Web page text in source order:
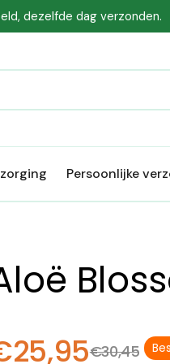
dezelfde dag verzonden.
Persoonlijke
€30,45